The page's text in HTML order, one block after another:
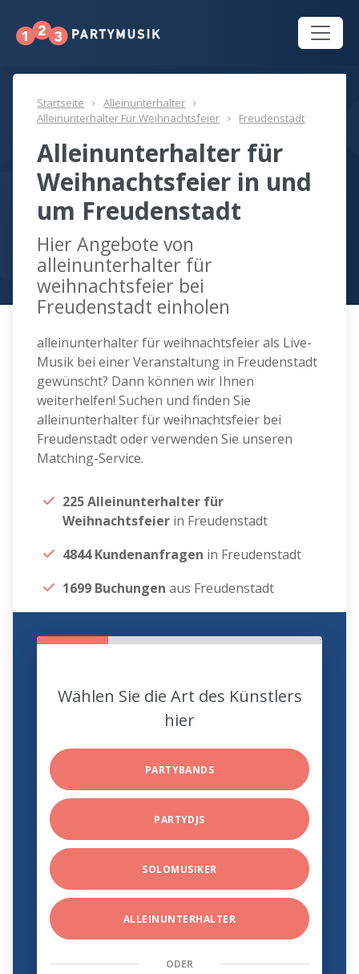
Startseite
Alleinunterhalter
Alleinunterhalter Für Weihnachtsfeier
Freudenstadt
Alleinunterhalter für
Weihnachtsfeier in und
um Freudenstadt
Hier Angebote von
alleinunterhalter für
weihnachtsfeier bei
Freudenstadt einholen
alleinunterhalter für weihnachtsfeier als Live-
Musik bei einer Veranstaltung in Freudenstadt
gewünscht? Dann können wir Ihnen
weiterhelfen! Suchen und finden Sie
alleinunterhalter für weihnachtsfeier bei
Freudenstadt oder verwenden Sie unseren
Matching-Service.
225 Alleinunterhalter für
Weihnachtsfeier in Freudenstadt
4844 Kundenanfragen in Freudenstadt
1699 Buchungen aus Freudenstadt
Wählen Sie die Art des Künstlers
hier
PARTYBANDS
PARTYDJS
SOLOMUSIKER
ALLEINUNTERHALTER
ODER